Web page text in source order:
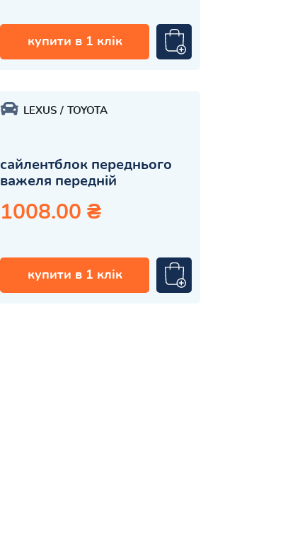
купити в 1 клік
LEXUS TOYOTA
сайлентблок переднього
важеля передній
1008.00 ₴
купити в 1 клік